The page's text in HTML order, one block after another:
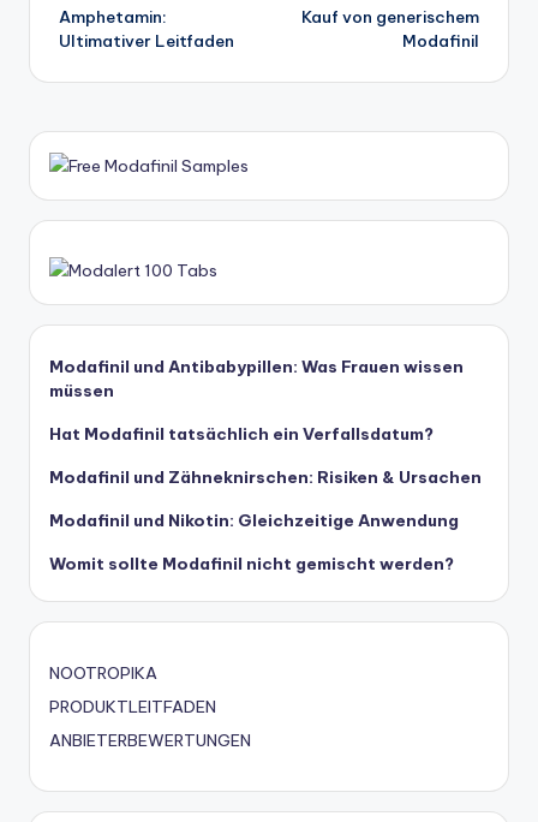
Amphetamin:
Ultimativer Leitfaden
Kauf von generischem
Modafinil
Modafinil und Antibabypillen: Was Frauen wissen
müssen
Hat Modafinil tatsächlich ein Verfallsdatum?
Modafinil und Zähneknirschen: Risiken & Ursachen
Modafinil und Nikotin: Gleichzeitige Anwendung
Womit sollte Modafinil nicht gemischt werden?
NOOTROPIKA
PRODUKTLEITFADEN
ANBIETERBEWERTUNGEN